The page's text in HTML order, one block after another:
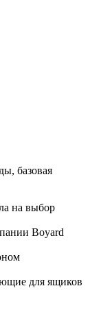
базовая
на выбор
Boyard
для ящиков